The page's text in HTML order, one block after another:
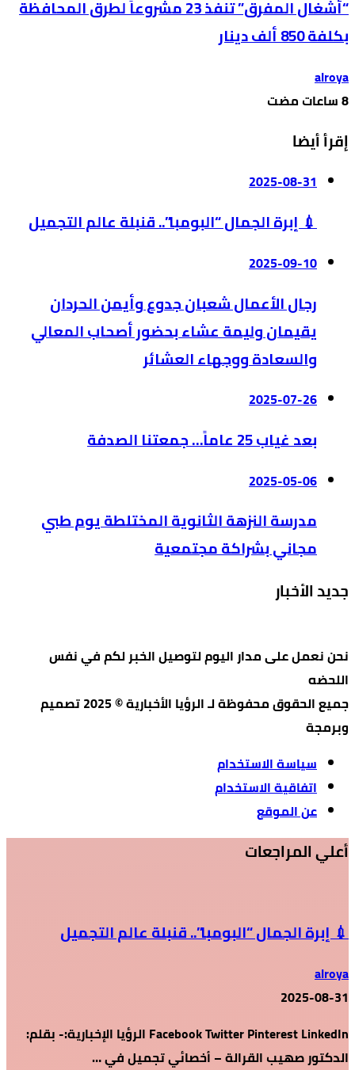
“أشغال المفرق” تنفذ 23 مشروعاً لطرق المحافظة
بكلفة 850 ألف دينار
alroya
إقرأ أيضا
2025-08-31
💉 إبرة الجمال “البومبا”.. قنبلة عالم التجميل
2025-09-10
رجال الأعمال شعبان جدوع وأيمن الحردان
يقيمان وليمة عشاء بحضور أصحاب المعالي
والسعادة ووجهاء العشائر
2025-07-26
بعد غياب 25 عاماً… جمعتنا الصدفة
2025-05-06
مدرسة النزهة الثانوية المختلطة يوم طبي
مجاني بشراكة مجتمعية
جديد الأخبار
نحن نعمل على مدار اليوم لتوصيل الخبر لكم في نفس
اللحضه
جميع الحقوق محفوظة لـ الرؤيا الأخبارية © 2025 تصميم
وبرمجة
سياسة الاستخدام
اتفاقية الاستخدام
عن الموقع
أعلي المراجعات
💉 إبرة الجمال “البومبا”.. قنبلة عالم التجميل
alroya
2025-08-31
Facebook Twitter Pinterest LinkedIn الرؤيا الإخبارية:- بقلم:
الدكتور صهيب القرالة – أخصائي تجميل في …